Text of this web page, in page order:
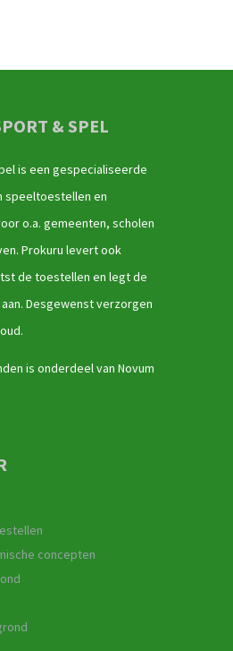
& SPEL
is een gespecialiseerde
speeltoestellen en
o.a. gemeenten, scholen
Prokuru levert ook
de toestellen en legt de
Desgewenst verzorgen
is onderdeel van Novum
concepten